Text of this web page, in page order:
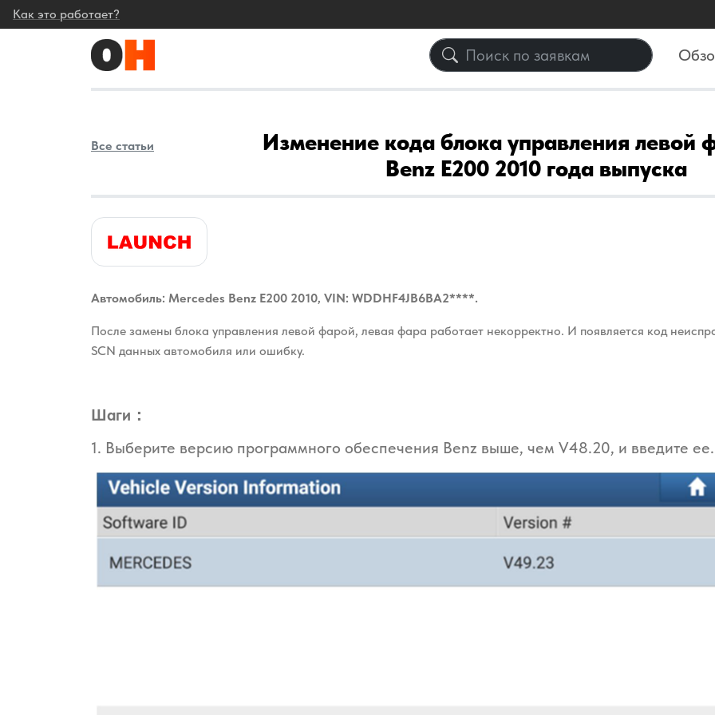
Как это работает?
Все статьи
Изменение кода блока управления левой
Benz E200 2010 года выпуска
Автомобиль: Mercedes Benz E200 2010, VIN: WDDHF4JB6BA2****.
После замены блока управления левой фарой, левая фара работает некорректно. И появляется код
SCN данных автомобиля или ошибку.
Шаги：
1. Выберите версию программного обеспечения Benz выше, чем V48.20, и введите